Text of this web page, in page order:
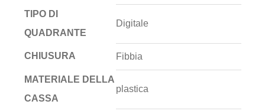
TIPO DI
QUADRANTE
Digitale
CHIUSURA Fibbia
MATERIALE DELLA
CASSA
plastica